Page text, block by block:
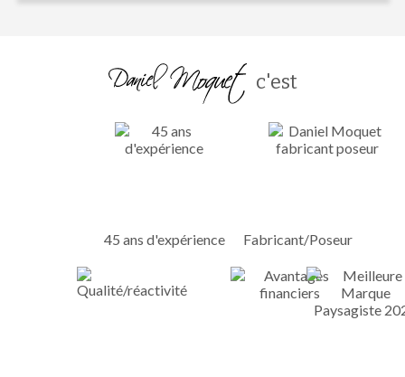
c'est
45 ans d'expérience Fabricant/Poseur